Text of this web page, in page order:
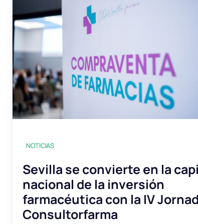
NOTICIAS
Sevilla se convierte en la
nacional de la inversión
farmacéutica con la IV
Consultorfarma